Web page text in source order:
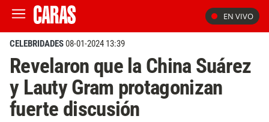
EN VIVO
CELEBRIDADES08-01-2024 13:39
Revelaron que la China Suárez
y Lauty Gram protagonizan
fuerte discusión